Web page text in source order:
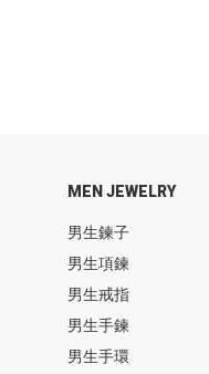
MEN JEWELRY
男生鍊子
男生項鍊
男生戒指
男生手鍊
男生手環